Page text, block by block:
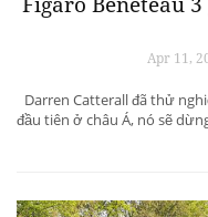
Apr 11,
Darren Catterall đã thử
đầu tiên ở châu Á, nó sẽ